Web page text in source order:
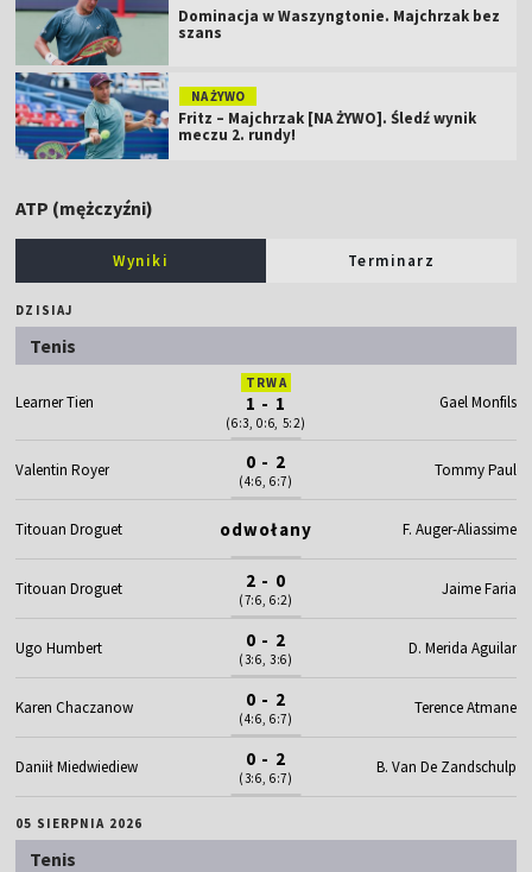
Dominacja w Waszyngtonie. Majchrzak bez
szans
NA ŻYWO
Fritz – Majchrzak [NA ŻYWO]. Śledź wynik
meczu 2. rundy!
ATP (mężczyźni)
Wyniki Terminarz
DZISIAJ
Tenis
Learner Tien
TRWA
1 - 1
(6:3, 0:6, 5:2)
Gael Monfils
Valentin Royer 0 - 2
(4:6, 6:7)
Tommy Paul
Titouan Droguet odwołany F. Auger-Aliassime
Titouan Droguet 2 - 0
(7:6, 6:2)
Jaime Faria
Ugo Humbert 0 - 2
(3:6, 3:6)
D. Merida Aguilar
Karen Chaczanow 0 - 2
(4:6, 6:7)
Terence Atmane
Daniił Miedwiediew 0 - 2
(3:6, 6:7)
B. Van De Zandschulp
05 SIERPNIA 2026
Tenis